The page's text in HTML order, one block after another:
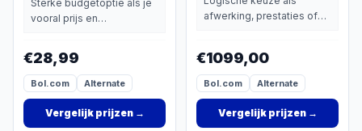
Sterke budgetoptie als je
vooral prijs en
€28,99
Bol.com Alternate
Vergelijk prijzen→
afwerking, prestaties of
€1099,00
Bol.com Alternate
Vergelijk prijzen→